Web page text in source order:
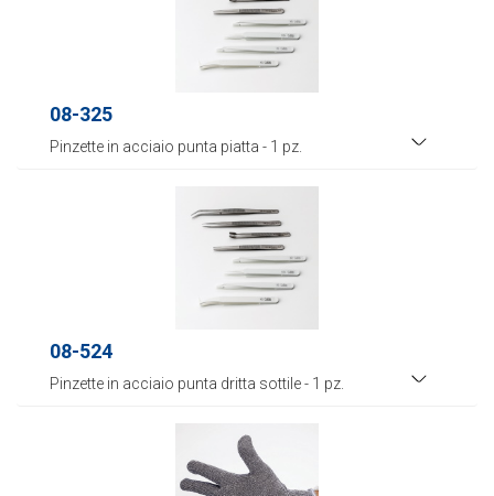
08-325
Pinzette in acciaio punta piatta - 1 pz.
08-524
Pinzette in acciaio punta dritta sottile - 1 pz.